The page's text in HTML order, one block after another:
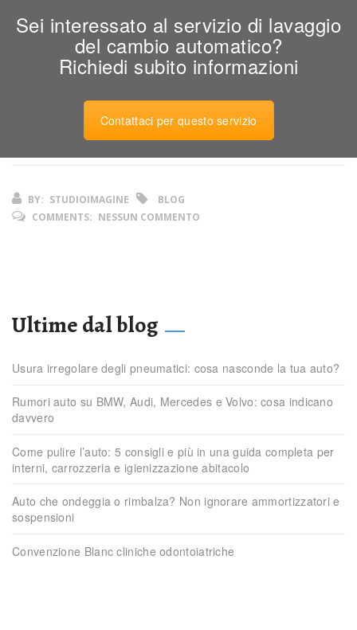
Sei interessato al servizio di lavaggio
del cambio automatico?
Richiedi subito informazioni
Contattaci per questo servizio
BY: STUDIOIMAGINE
BLOG
COMMENTS: NESSUN COMMENTO
Ultime dal blog
Usura irregolare degli pneumatici: cosa nasconde la tua auto?
Rumori auto su BMW, Audi, Mercedes e Volvo: cosa indicano
davvero
Come pulire l’auto: 5 consigli e più in una guida completa per
interni, carrozzeria e igienizzazione abitacolo
Auto che ondeggia o rimbalza? Non ignorare ammortizzatori e
sospensioni
Convenzione Blanc cliniche odontoiatriche